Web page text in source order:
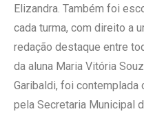
Elizandra. Também foi
cada turma, com direito a
redação destaque entre
da aluna Maria Vitória
Garibaldi, foi contemplada
pela Secretaria Municipal